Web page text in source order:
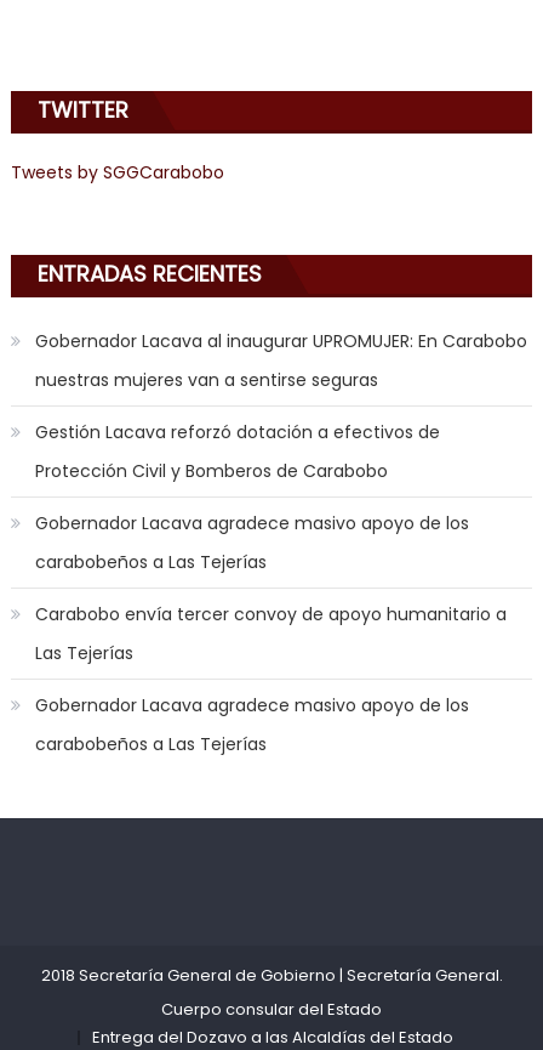
about
joys
of
i
am
the
mood
to
play
jerk
off
game
with
you
nana
nakamura
gets
TWITTER
Tweets by SGGCarabobo
ENTRADAS RECIENTES
Gobernador Lacava al inaugurar UPROMUJER: En Carabobo
nuestras mujeres van a sentirse seguras
Gestión Lacava reforzó dotación a efectivos de
Protección Civil y Bomberos de Carabobo
Gobernador Lacava agradece masivo apoyo de los
carabobeños a Las Tejerías
Carabobo envía tercer convoy de apoyo humanitario a
Las Tejerías
Gobernador Lacava agradece masivo apoyo de los
carabobeños a Las Tejerías
Escort
siteler2018 Secretaría General de Gobierno | Secretaría General.
Cuerpo consular del Estado
Entrega del Dozavo a las Alcaldías del Estado